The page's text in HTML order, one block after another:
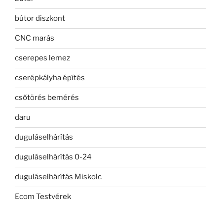
bútor diszkont
CNC marás
cserepes lemez
cserépkályha építés
csőtörés bemérés
daru
duguláselhárítás
duguláselhárítás 0-24
duguláselhárítás Miskolc
Ecom Testvérek